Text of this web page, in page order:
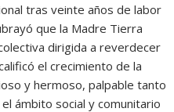
tras veinte años de labor
que la Madre Tierra
dirigida a reverdecer
el crecimiento de la
y hermoso, palpable tanto
ámbito social y comunitario